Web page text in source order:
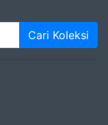
Cari Koleksi